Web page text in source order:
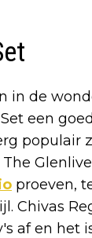
in de
een
populair
proeven,
Chivas
af en het